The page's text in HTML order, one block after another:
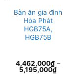
Bàn ăn gia đình
Hòa Phát
HGB75A,
HGB75B
4,462,000₫ –
5,195,000₫